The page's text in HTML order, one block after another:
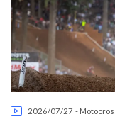
2026/07/27 -